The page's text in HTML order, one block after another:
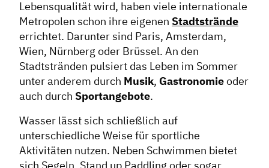
Lebensqualität wird, haben viele internationale
Metropolen schon ihre eigenen Stadtstrände
errichtet. Darunter sind Paris, Amsterdam,
Wien, Nürnberg oder Brüssel. An den
Stadtstränden pulsiert das Leben im Sommer
unter anderem durch Musik, Gastronomieoder
auch durch Sportangebote.
Wasser lässt sich schließlich auf
unterschiedliche Weise für sportliche
Aktivitäten nutzen. Neben Schwimmen bietet